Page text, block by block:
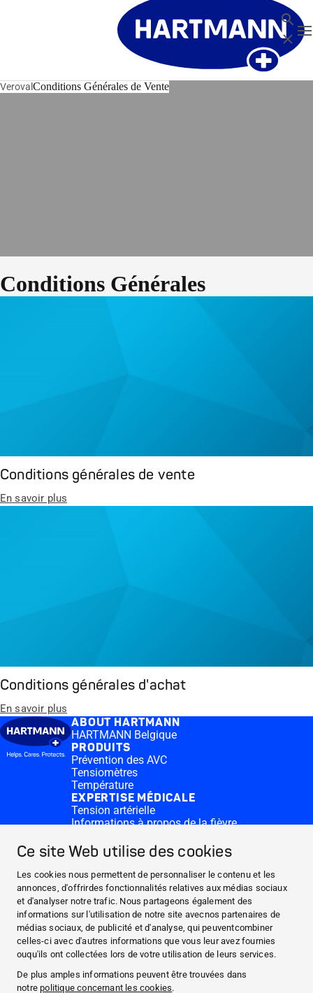
Ce site Web utilise des cookies
Les cookies nous permettent de personnaliser le contenu et les
annonces, d'offrirdes fonctionnalités relatives aux médias sociaux
et d'analyser notre trafic. Nous partageons également des
informations sur l'utilisation de notre site avecnos partenaires de
médias sociaux, de publicité et d'analyse, qui peuventcombiner
celles-ci avec d'autres informations que vous leur avez fournies
ouqu'ils ont collectées lors de votre utilisation de leurs services.
De plus amples informations peuvent être trouvées dans
notrepolitique concernant les cookies.
Fermer
VerovalConditions Générales de Vente
Conditions Générales
Conditions générales de vente
En savoir plus
Conditions générales d'achat
En savoir plus
ABOUT HARTMANN
HARTMANN Belgique
PRODUITS
Prévention des AVC
Tensiomètres
Température
EXPERTISE MÉDICALE
Tension artérielle
Informations à propos de la fièvre
Medi.connect Login
Contactez-nous
FAQ
ABOUT HARTMANN
PRODUITS
EXPERTISE MÉDICALE
CONTACT & MORE